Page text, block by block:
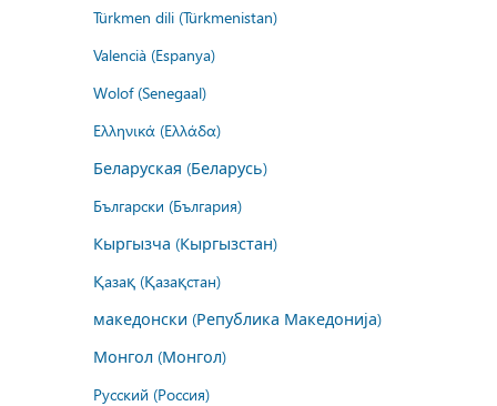
Türkmen dili (Türkmenistan)
Valencià (Espanya)
Wolof (Senegaal)
Ελληνικά (Ελλάδα)
Беларуская (Беларусь)
Български (България)
Кыргызча (Кыргызстан)
Қазақ (Қазақстан)
македонски (Република Македонија)
Монгол (Монгол)
Русский (Россия)